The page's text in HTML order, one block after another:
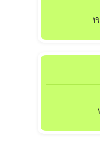
و تجویز خوب
دوباره بدست